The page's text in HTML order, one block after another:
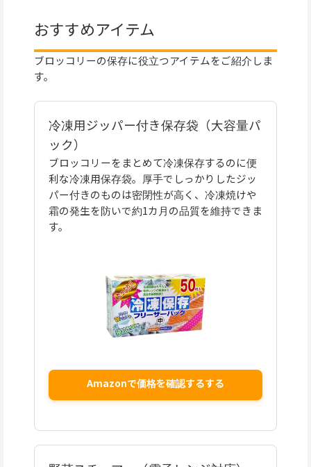
おすすめアイテム
ブロッコリーの保存に役立つアイテムをご紹介しま
す。
冷凍用ジッパー付き保存袋（大容量パ
ック）
ブロッコリーをまとめて冷凍保存するのに便
利な冷凍用保存袋。厚手でしっかりしたジッ
パー付きのものは密閉性が高く、冷凍焼けや
霜の発生を防いで約1カ月の品質を維持できま
す。
Amazonで価格を確認するする